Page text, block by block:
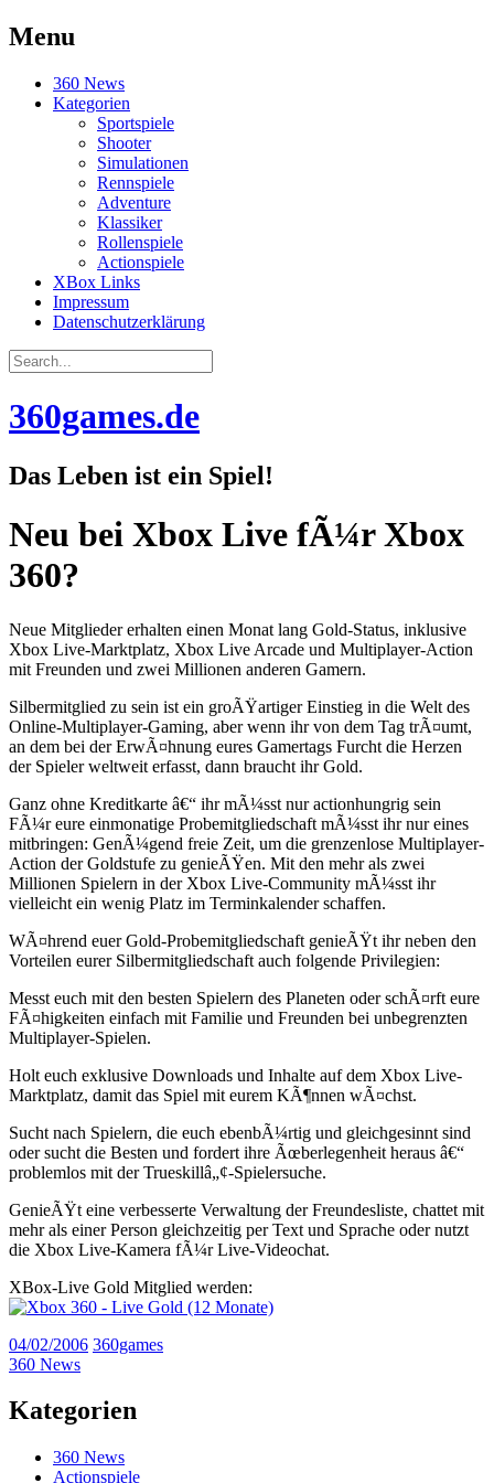
Menu
Skip
360 News
Kategorien
Sportspiele
Shooter
Simulationen
Rennspiele
Adventure
Klassiker
Rollenspiele
Actionspiele
XBox Links
Impressum
Datenschutzerklärung
Search
for:
360games.de
Das Leben ist ein Spiel!
Neu bei Xbox Live fÃ¼r Xbox
360?
Neue Mitglieder erhalten einen Monat lang Gold-Status, inklusive
Xbox Live-Marktplatz, Xbox Live Arcade und Multiplayer-Action
mit Freunden und zwei Millionen anderen Gamern.
Silbermitglied zu sein ist ein groÃŸartiger Einstieg in die Welt des
Online-Multiplayer-Gaming, aber wenn ihr von dem Tag trÃ¤umt,
an dem bei der ErwÃ¤hnung eures Gamertags Furcht die Herzen
der Spieler weltweit erfasst, dann braucht ihr Gold.
Ganz ohne Kreditkarte â€“ ihr mÃ¼sst nur actionhungrig sein
FÃ¼r eure einmonatige Probemitgliedschaft mÃ¼sst ihr nur eines
mitbringen: GenÃ¼gend freie Zeit, um die grenzenlose Multiplayer-
Action der Goldstufe zu genieÃŸen. Mit den mehr als zwei
Millionen Spielern in der Xbox Live-Community mÃ¼sst ihr
vielleicht ein wenig Platz im Terminkalender schaffen.
WÃ¤hrend euer Gold-Probemitgliedschaft genieÃŸt ihr neben den
Vorteilen eurer Silbermitgliedschaft auch folgende Privilegien:
Messt euch mit den besten Spielern des Planeten oder schÃ¤rft eure
FÃ¤higkeiten einfach mit Familie und Freunden bei unbegrenzten
Multiplayer-Spielen.
Holt euch exklusive Downloads und Inhalte auf dem Xbox Live-
Marktplatz, damit das Spiel mit eurem KÃ¶nnen wÃ¤chst.
Sucht nach Spielern, die euch ebenbÃ¼rtig und gleichgesinnt sind
oder sucht die Besten und fordert ihre Ãœberlegenheit heraus â€“
problemlos mit der Trueskillâ„¢-Spielersuche.
GenieÃŸt eine verbesserte Verwaltung der Freundesliste, chattet mit
mehr als einer Person gleichzeitig per Text und Sprache oder nutzt
die Xbox Live-Kamera fÃ¼r Live-Videochat.
XBox-Live Gold Mitglied werden:
04/02/2006 360games
360 News
Kategorien
360 News
Actionspiele